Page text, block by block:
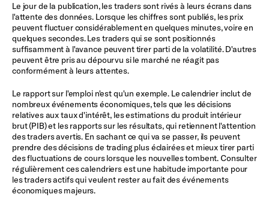
Le jour de la publication, les traders sont rivés à leurs écrans dans
l'attente des données. Lorsque les chiffres sont publiés, les prix
peuvent fluctuer considérablement en quelques minutes, voire en
quelques secondes. Les traders qui se sont positionnés
suffisamment à l'avance peuvent tirer parti de la volatilité. D'autres
peuvent être pris au dépourvu si le marché ne réagit pas
conformément à leurs attentes.
Le rapport sur l'emploi n'est qu'un exemple. Le calendrier inclut de
nombreux événements économiques, tels que les décisions
relatives aux taux d'intérêt, les estimations du produit intérieur
brut (PIB) et les rapports sur les résultats, qui retiennent l'attention
des traders avertis. En sachant ce qui va se passer, ils peuvent
prendre des décisions de trading plus éclairées et mieux tirer parti
des fluctuations de cours lorsque les nouvelles tombent. Consulter
régulièrement ces calendriers est une habitude importante pour
les traders actifs qui veulent rester au fait des événements
économiques majeurs.